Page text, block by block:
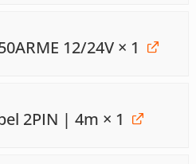
12/24V× 1
2PIN | 4m × 1